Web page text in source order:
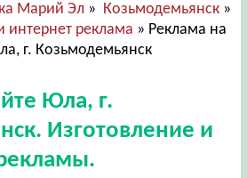
Марий Эл » Козьмодемьянск»
реклама » Реклама на
г. Козьмодемьянск
Юла, г.
Изготовление и